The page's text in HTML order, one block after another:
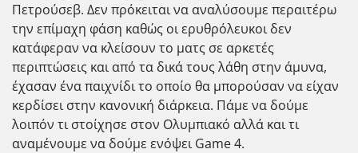
Πετρούσεβ. Δεν πρόκειται να αναλύσουμε περαιτέρω
την επίμαχη φάση καθώς οι ερυθρόλευκοι δεν
κατάφεραν να κλείσουν το ματς σε αρκετές
περιπτώσεις και από τα δικά τους λάθη στην άμυνα,
έχασαν ένα παιχνίδι το οποίο θα μπορούσαν να είχαν
κερδίσει στην κανονική διάρκεια. Πάμε να δούμε
λοιπόν τι στοίχησε στον Ολυμπιακό αλλά και τι
αναμένουμε να δούμε ενόψει Game 4.